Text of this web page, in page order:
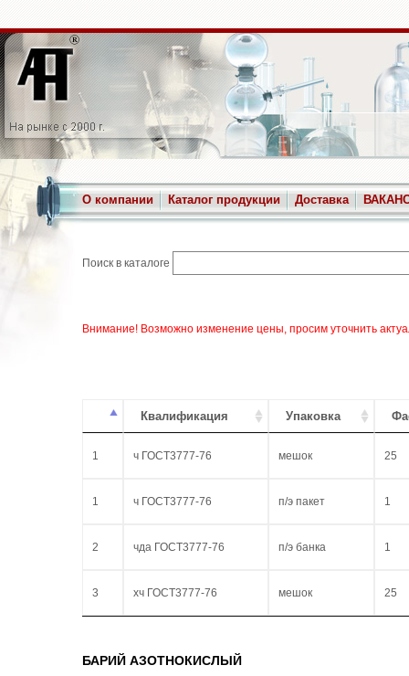
О компании Каталог продукции Доставка
Поиск в каталоге
Внимание! Возможно изменение цены, просим уточнить
Квалификация Упаковка
1 ч ГОСТ3777-76 мешок 25
1 ч ГОСТ3777-76 п/э пакет 1
2 чда ГОСТ3777-76 п/э банка 1
3 хч ГОСТ3777-76 мешок 25
БАРИЙ АЗОТНОКИСЛЫЙ